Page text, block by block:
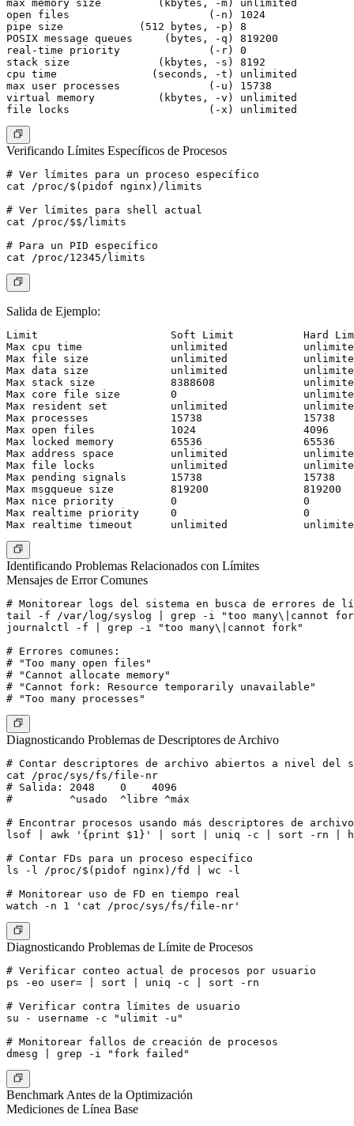
max memory size         (kbytes, -m) unlimited
open files                      (-n) 1024
pipe size            (512 bytes, -p) 8
POSIX message queues     (bytes, -q) 819200
real-time priority              (-r) 0
stack size              (kbytes, -s) 8192
cpu time               (seconds, -t) unlimited
max user processes              (-u) 15738
virtual memory          (kbytes, -v) unlimited
Verificando Límites Específicos de Procesos
# Ver límites para un proceso específico
cat /proc/$(pidof nginx)/limits
# Ver límites para shell actual
cat /proc/$$/limits
# Para un PID específico
Salida de Ejemplo:
Limit                     Soft Limit           Hard
Max cpu time              unlimited
Max file size             unlimited
Max data size             unlimited
Max stack size            8388608
Max core file size        0
Max resident set          unlimited
Max processes             15738                15738
Max open files            1024
Max locked memory         65536
Max address space         unlimited
Max file locks            unlimited
Max pending signals       15738
Max msgqueue size         819200
Max nice priority         0                    0
Max realtime priority     0                    0
Identificando Problemas Relacionados con Límites
Mensajes de Error Comunes
# Monitorear logs del sistema en busca de errores de
tail -f /var/log/syslog | grep -i "too many\|cannot
journalctl -f | grep -i "too many\|cannot fork"
# Errores comunes:
# "Too many open files"
# "Cannot allocate memory"
# "Cannot fork: Resource temporarily unavailable"
Diagnosticando Problemas de Descriptores de Archivo
# Contar descriptores de archivo abiertos a nivel del
cat /proc/sys/fs/file-nr
# Salida: 2048    0    4096
#         ^usado  ^libre ^máx
# Encontrar procesos usando más descriptores de archivo
lsof | awk '{print $1}' | sort | uniq -c | sort -rn |
# Contar FDs para un proceso específico
ls -l /proc/$(pidof nginx)/fd | wc -l
# Monitorear uso de FD en tiempo real
Diagnosticando Problemas de Límite de Procesos
# Verificar conteo actual de procesos por usuario
ps -eo user= | sort | uniq -c | sort -rn
# Verificar contra límites de usuario
su - username -c "ulimit -u"
# Monitorear fallos de creación de procesos
Benchmark Antes de la Optimización
Mediciones de Línea Base